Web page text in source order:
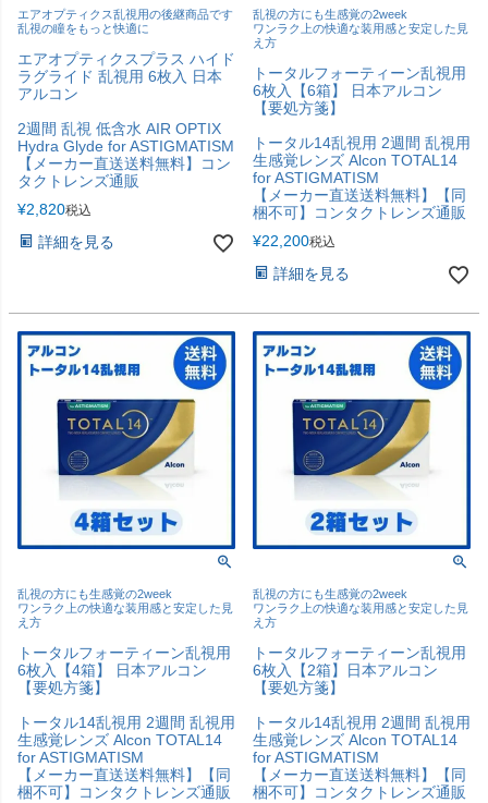
エアオプティクス乱視用の後継商品です
乱視の瞳をもっと快適に
エアオプティクスプラス ハイド
ラグライド 乱視用 6枚入 日本
アルコン
2週間 乱視 低含水 AIR OPTIX
Hydra Glyde for ASTIGMATISM
【メーカー直送送料無料】コン
タクトレンズ通販
¥2,820税込
詳細を見る
乱視の方にも生感覚の2week
ワンラク上の快適な装用感と安定した見
え方
トータルフォーティーン乱視用
6枚入【6箱】 日本アルコン
【要処方箋】
トータル14乱視用 2週間 乱視用
生感覚レンズ Alcon TOTAL14
for ASTIGMATISM
【メーカー直送送料無料】【同
梱不可】コンタクトレンズ通販
¥22,200税込
詳細を見る
乱視の方にも生感覚の2week
ワンラク上の快適な装用感と安定した見
え方
トータルフォーティーン乱視用
6枚入【4箱】 日本アルコン
【要処方箋】
トータル14乱視用 2週間 乱視用
生感覚レンズ Alcon TOTAL14
for ASTIGMATISM
【メーカー直送送料無料】【同
梱不可】コンタクトレンズ通販
乱視の方にも生感覚の2week
ワンラク上の快適な装用感と安定した見
え方
トータルフォーティーン乱視用
6枚入【2箱】日本アルコン
【要処方箋】
トータル14乱視用 2週間 乱視用
生感覚レンズ Alcon TOTAL14
for ASTIGMATISM
【メーカー直送送料無料】【同
梱不可】コンタクトレンズ通販